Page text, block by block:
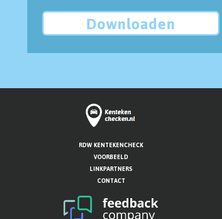
Downloaden
RDW KENTEKENCHECK
VOORBEELD
LINKPARTNERS
CONTACT